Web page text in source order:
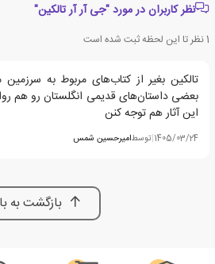
نظر کاربران در مورد "جی آر آر تالکین"
1نظر تا این لحظه ثبت شده است
تالکین بغیر از کتاب‌های مربوط به سرزمین
بعضی داستان‌های قدیمی انگلستان رو هم
این آثار هم توجه کنن
1405/03/24 توسطامیرحسین شمس
بازگشت به